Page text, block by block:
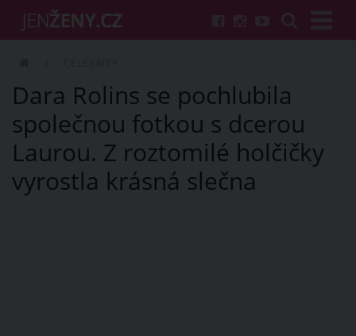
Dara Rolins se pochlubila
společnou fotkou s dcerou
Laurou. Z roztomilé holčičky
vyrostla krásná slečna